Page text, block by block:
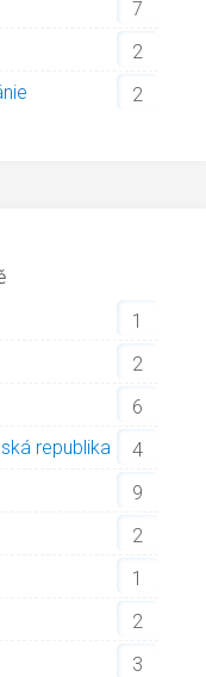
7
2
2
1
2
6
republika
4
9
2
1
2
3